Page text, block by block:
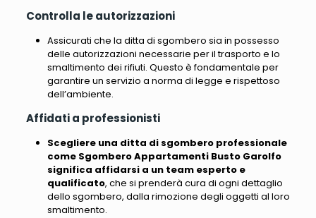
Controlla le autorizzazioni
Assicurati che la ditta di sgombero sia in possesso
delle autorizzazioni necessarie per il trasporto e lo
smaltimento dei rifiuti. Questo è fondamentale per
garantire un servizio a norma di legge e rispettoso
dell’ambiente.
Affidati a professionisti
Scegliere una ditta di sgombero professionale
come Sgombero Appartamenti Busto Garolfo
significa affidarsi a un team esperto e
qualificato, che si prenderà cura di ogni dettaglio
dello sgombero, dalla rimozione degli oggetti al loro
smaltimento.